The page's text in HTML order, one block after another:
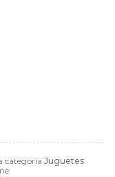
categoría Juguetes